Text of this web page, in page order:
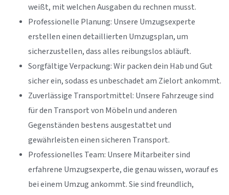
weißt, mit welchen Ausgaben du rechnen musst.
Professionelle Planung: Unsere Umzugsexperte
erstellen einen detaillierten Umzugsplan, um
sicherzustellen, dass alles reibungslos abläuft.
Sorgfältige Verpackung: Wir packen dein Hab und Gut
sicher ein, sodass es unbeschadet am Zielort ankommt.
Zuverlässige Transportmittel: Unsere Fahrzeuge sind
für den Transport von Möbeln und anderen
Gegenständen bestens ausgestattet und
gewährleisten einen sicheren Transport.
Professionelles Team: Unsere Mitarbeiter sind
erfahrene Umzugsexperte, die genau wissen, worauf es
bei einem Umzug ankommt. Sie sind freundlich,